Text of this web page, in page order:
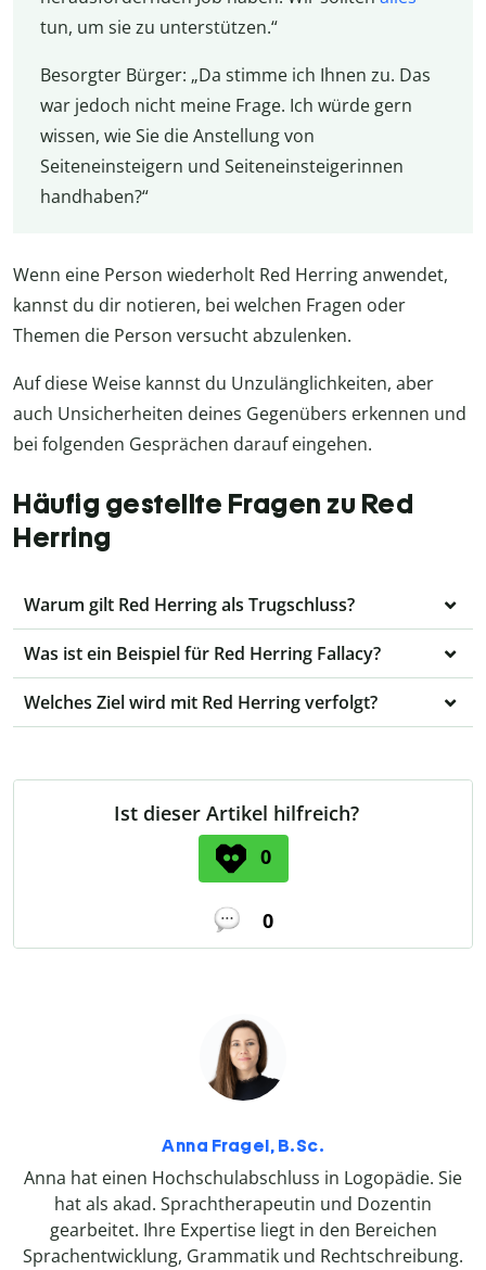
tun, um sie zu unterstützen.“
Besorgter Bürger: „Da stimme ich Ihnen zu. Das
war jedoch nicht meine Frage. Ich würde gern
wissen, wie Sie die Anstellung von
Seiteneinsteigern und Seiteneinsteigerinnen
handhaben?“
Wenn eine Person wiederholt Red Herring anwendet,
kannst du dir notieren, bei welchen Fragen oder
Themen die Person versucht abzulenken.
Auf diese Weise kannst du Unzulänglichkeiten, aber
auch Unsicherheiten deines Gegenübers erkennen und
bei folgenden Gesprächen darauf eingehen.
Häufig gestellte Fragen zu Red
Herring
Warum gilt Red Herring als Trugschluss?
Was ist ein Beispiel für Red Herring Fallacy?
Welches Ziel wird mit Red Herring verfolgt?
Ist dieser Artikel hilfreich?
0
0
Anna Fragel, B.Sc.
Anna hat einen Hochschulabschluss in Logopädie. Sie
hat als akad. Sprachtherapeutin und Dozentin
gearbeitet. Ihre Expertise liegt in den Bereichen
Sprachentwicklung, Grammatik und Rechtschreibung.